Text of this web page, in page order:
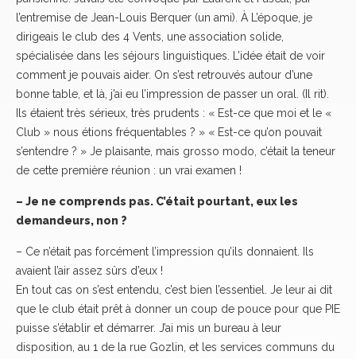
l’entremise de Jean-Louis Berquer (un ami). À L’époque, je
dirigeais le club des 4 Vents, une association solide,
spécialisée dans les séjours linguistiques. L’idée était de voir
comment je pouvais aider. On s’est retrouvés autour d’une
bonne table, et là, j’ai eu l’impression de passer un oral. (Il rit).
Ils étaient très sérieux, très prudents : « Est-ce que moi et le «
Club » nous étions fréquentables ? » « Est-ce qu’on pouvait
s’entendre ? » Je plaisante, mais grosso modo, c’était la teneur
de cette première réunion : un vrai examen !
– Je ne comprends pas. C’était pourtant, eux les
demandeurs, non ?
– Ce n’était pas forcément l’impression qu’ils donnaient. Ils
avaient l’air assez sûrs d’eux !
En tout cas on s’est entendu, c’est bien l’essentiel. Je leur ai dit
que le club était prêt à donner un coup de pouce pour que PIE
puisse s’établir et démarrer. J’ai mis un bureau à leur
disposition, au 1 de la rue Gozlin, et les services communs du